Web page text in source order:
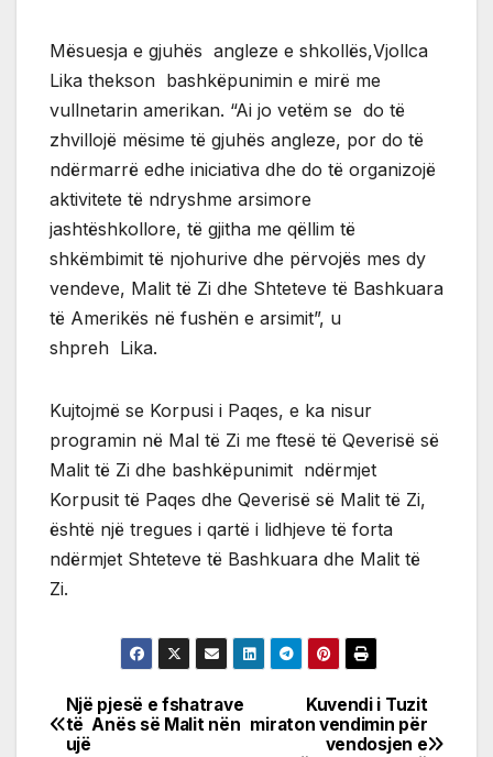
Mësuesja e gjuhës angleze e shkollës,Vjollca
Lika thekson bashkëpunimin e mirë me
vullnetarin amerikan. “Ai jo vetëm se do të
zhvillojë mësime të gjuhës angleze, por do të
ndërmarrë edhe iniciativa dhe do të organizojë
aktivitete të ndryshme arsimore
jashtëshkollore, të gjitha me qëllim të
shkëmbimit të njohurive dhe përvojës mes dy
vendeve, Malit të Zi dhe Shteteve të Bashkuara
të Amerikës në fushën e arsimit”, u
shpreh Lika.
Kujtojmë se Korpusi i Paqes, e ka nisur
programin në Mal të Zi me ftesë të Qeverisë së
Malit të Zi dhe bashkëpunimit ndërmjet
Korpusit të Paqes dhe Qeverisë së Malit të Zi,
është një tregues i qartë i lidhjeve të forta
ndërmjet Shteteve të Bashkuara dhe Malit të
Zi.
Post
Kuvendi i Tuzit
miraton vendimin për
vendosjen e
Një pjesë e fshatrave
të Anës së Malit nën
ujë